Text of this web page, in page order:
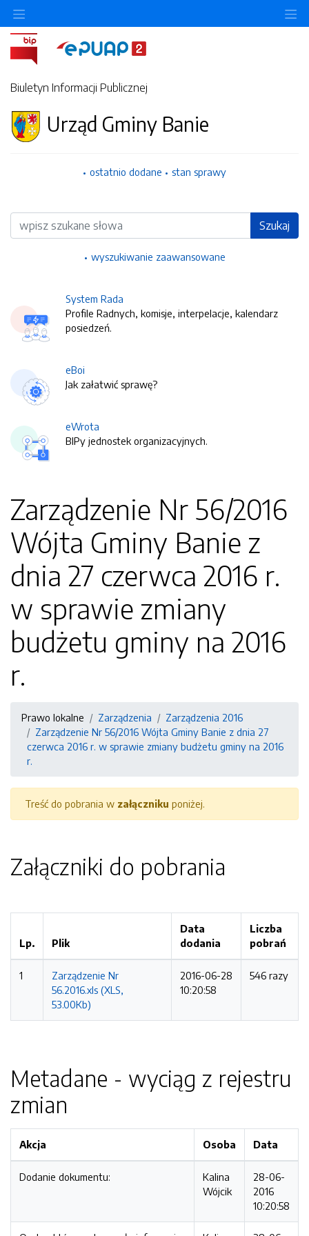
Biuletyn Informacji Publicznej
Urząd Gminy Banie
ostatnio dodane stan sprawy
Wyszukiwarka Szukaj
wyszukiwanie zaawansowane
System Rada
Profile Radnych, komisje, interpelacje, kalendarz
posiedzeń.
eBoi
Jak załatwić sprawę?
eWrota
BIPy jednostek organizacyjnych.
Zarządzenie Nr 56/2016
Wójta Gminy Banie z
dnia 27 czerwca 2016 r.
w sprawie zmiany
budżetu gminy na 2016
r.
Prawo lokalne Zarządzenia
Zarządzenia 2016
Zarządzenie Nr 56/2016 Wójta Gminy Banie z dnia 27
czerwca 2016 r. w sprawie zmiany budżetu gminy na 2016
r.
Treść do pobrania w załączniku poniżej.
Załączniki do pobrania
Lp. Plik
Data
dodania
Liczba
pobrań
1
Zarządzenie Nr
56.2016.xls (XLS,
53.00Kb)
2016-06-28
10:20:58
546 razy
Metadane - wyciąg z rejestru
zmian
Akcja Osoba Data
Dodanie dokumentu:
Kalina
Wójcik
28-06-
2016
10:20:58